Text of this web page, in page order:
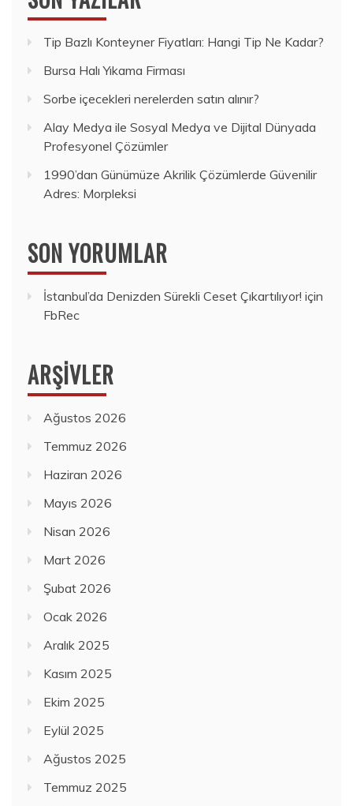
Tip Bazlı Konteyner Fiyatları: Hangi Tip Ne Kadar?
Bursa Halı Yıkama Firması
Sorbe içecekleri nerelerden satın alınır?
Alay Medya ile Sosyal Medya ve Dijital Dünyada
Profesyonel Çözümler
1990’dan Günümüze Akrilik Çözümlerde Güvenilir
Adres: Morpleksi
SON YORUMLAR
İstanbul’da Denizden Sürekli Ceset Çıkartılıyor! için
FbRec
ARŞIVLER
Ağustos 2026
Temmuz 2026
Haziran 2026
Mayıs 2026
Nisan 2026
Mart 2026
Şubat 2026
Ocak 2026
Aralık 2025
Kasım 2025
Ekim 2025
Eylül 2025
Ağustos 2025
Temmuz 2025